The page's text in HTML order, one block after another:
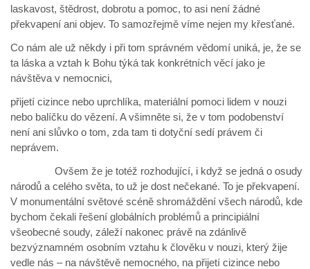
laskavost, štědrost, dobrotu a pomoc, to asi není žádné
překvapení ani objev. To samozřejmě víme nejen my křesťané.
Co nám ale už někdy i při tom správném vědomí uniká, je, že se
ta láska a vztah k Bohu týká tak konkrétních věcí jako je
návštěva v nemocnici,
přijetí cizince nebo uprchlíka, materiální pomoci lidem v nouzi
nebo balíčku do vězení. A všimněte si, že v tom podobenství
není ani slůvko o tom, zda tam ti dotyční sedí právem či
neprávem.
Ovšem že je totéž rozhodující, i když se jedná o osudy
národů a celého světa, to už je dost nečekané. To je překvapení.
V monumentální světové scéně shromáždění všech národů, kde
bychom čekali řešení globálních problémů a principiální
všeobecné soudy, záleží nakonec právě na zdánlivě
bezvýznamném osobním vztahu k člověku v nouzi, který žije
vedle nás – na návštěvě nemocného, na přijetí cizince nebo